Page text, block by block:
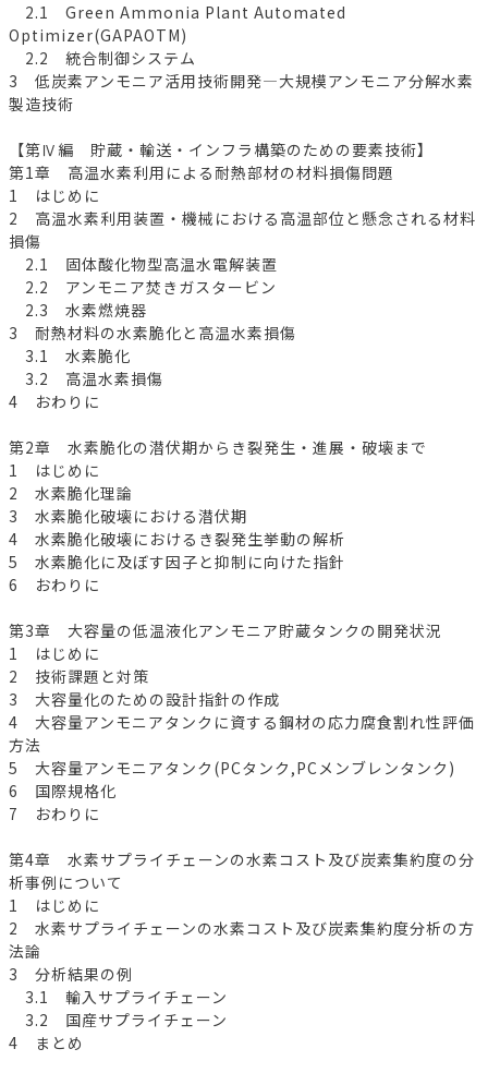
2.1 Green Ammonia Plant Automated
Optimizer(GAPAOTM)
2.2 統合制御システム
3 低炭素アンモニア活用技術開発―大規模アンモニア分解水素
製造技術
【第Ⅳ編 貯蔵・輸送・インフラ構築のための要素技術】
第1章 高温水素利用による耐熱部材の材料損傷問題
1 はじめに
2 高温水素利用装置・機械における高温部位と懸念される材料
損傷
2.1 固体酸化物型高温水電解装置
2.2 アンモニア焚きガスタービン
2.3 水素燃焼器
3 耐熱材料の水素脆化と高温水素損傷
3.1 水素脆化
3.2 高温水素損傷
4 おわりに
第2章 水素脆化の潜伏期からき裂発生・進展・破壊まで
1 はじめに
2 水素脆化理論
3 水素脆化破壊における潜伏期
4 水素脆化破壊におけるき裂発生挙動の解析
5 水素脆化に及ぼす因子と抑制に向けた指針
6 おわりに
第3章 大容量の低温液化アンモニア貯蔵タンクの開発状況
1 はじめに
2 技術課題と対策
3 大容量化のための設計指針の作成
4 大容量アンモニアタンクに資する鋼材の応力腐食割れ性評価
方法
5 大容量アンモニアタンク(PCタンク,PCメンブレンタンク)
6 国際規格化
7 おわりに
第4章 水素サプライチェーンの水素コスト及び炭素集約度の分
析事例について
1 はじめに
2 水素サプライチェーンの水素コスト及び炭素集約度分析の方
法論
3 分析結果の例
3.1 輸入サプライチェーン
3.2 国産サプライチェーン
4 まとめ